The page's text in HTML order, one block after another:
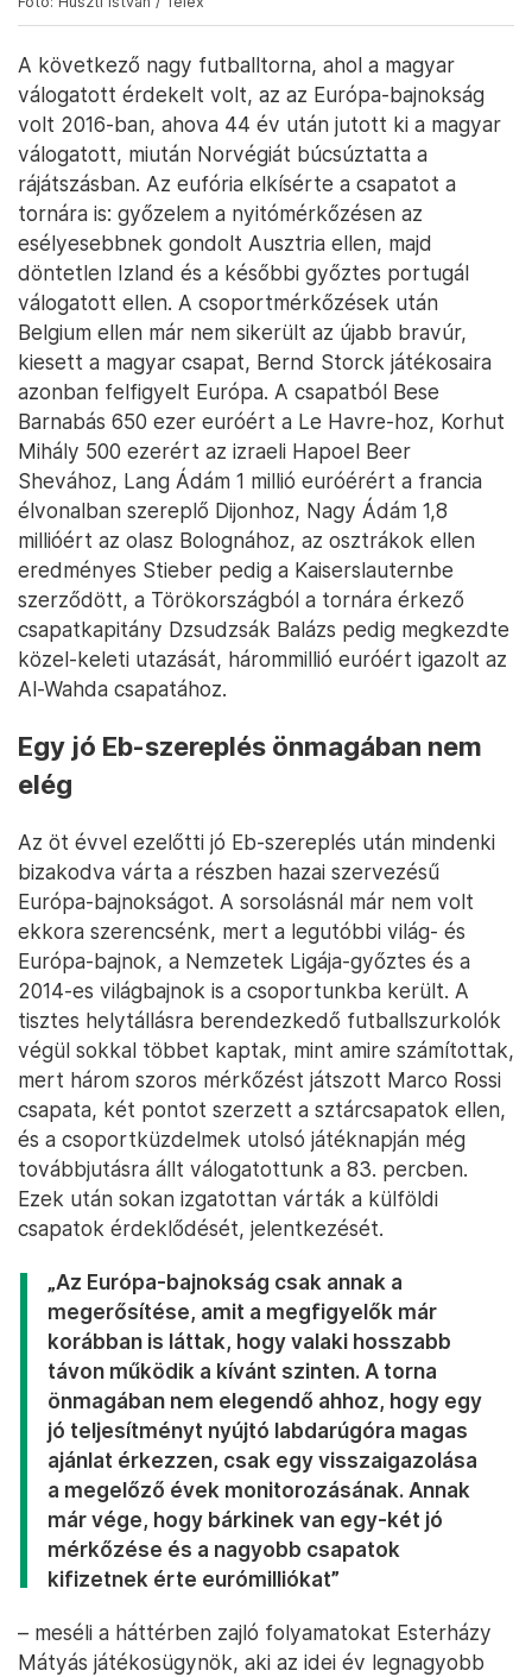
A következő nagy futballtorna, ahol a magyar
válogatott érdekelt volt, az az Európa-bajnokság
volt 2016-ban, ahova 44 év után jutott ki a magyar
válogatott, miután Norvégiát búcsúztatta a
rájátszásban. Az eufória elkísérte a csapatot a
tornára is: győzelem a nyitómérkőzésen az
esélyesebbnek gondolt Ausztria ellen, majd
döntetlen Izland és a későbbi győztes portugál
válogatott ellen. A csoportmérkőzések után
Belgium ellen már nem sikerült az újabb bravúr,
kiesett a magyar csapat, Bernd Storck játékosaira
azonban felfigyelt Európa. A csapatból Bese
Barnabás 650 ezer euróért a Le Havre-hoz, Korhut
Mihály 500 ezerért az izraeli Hapoel Beer
Shevához, Lang Ádám 1 millió euróérért a francia
élvonalban szereplő Dijonhoz, Nagy Ádám 1,8
millióért az olasz Bolognához, az osztrákok ellen
eredményes Stieber pedig a Kaiserslauternbe
szerződött, a Törökországból a tornára érkező
csapatkapitány Dzsudzsák Balázs pedig megkezdte
közel-keleti utazását, hárommillió euróért igazolt az
Al-Wahda csapatához.
Egy jó Eb-szereplés önmagában nem
elég
Az öt évvel ezelőtti jó Eb-szereplés után mindenki
bizakodva várta a részben hazai szervezésű
Európa-bajnokságot. A sorsolásnál már nem volt
ekkora szerencsénk, mert a legutóbbi világ- és
Európa-bajnok, a Nemzetek Ligája-győztes és a
2014-es világbajnok is a csoportunkba került. A
tisztes helytállásra berendezkedő futballszurkolók
végül sokkal többet kaptak, mint amire számítottak,
mert három szoros mérkőzést játszott Marco Rossi
csapata, két pontot szerzett a sztárcsapatok ellen,
és a csoportküzdelmek utolsó játéknapján még
továbbjutásra állt válogatottunk a 83. percben.
Ezek után sokan izgatottan várták a külföldi
csapatok érdeklődését, jelentkezését.
„Az Európa-bajnokság csak annak a
megerősítése, amit a megfigyelők már
korábban is láttak, hogy valaki hosszabb
távon működik a kívánt szinten. A torna
önmagában nem elegendő ahhoz, hogy egy
jó teljesítményt nyújtó labdarúgóra magas
ajánlat érkezzen, csak egy visszaigazolása
a megelőző évek monitorozásának. Annak
már vége, hogy bárkinek van egy-két jó
mérkőzése és a nagyobb csapatok
kifizetnek érte eurómilliókat”
– meséli a háttérben zajló folyamatokat Esterházy
Mátyás játékosügynök, aki az idei év legnagyobb